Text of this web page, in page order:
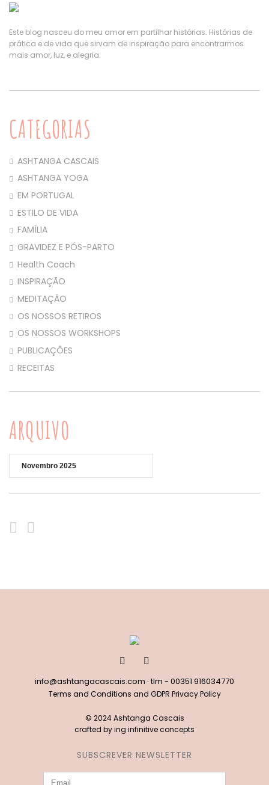
Este blog nasceu do meu amor em partilhar histórias. Histórias de
prática e de vida que sirvam de inspiração para encontrarmos
mais amor, luz, e alegria.
CATEGORIAS
ASHTANGA CASCAIS
ASHTANGA YOGA
EM PORTUGAL
ESTILO DE VIDA
FAMÍLIA
GRAVIDEZ E PÓS-PARTO
Health Coach
INSPIRAÇÃO
MEDITAÇÃO
OS NOSSOS RETIROS
OS NOSSOS WORKSHOPS
PUBLICAÇÕES
RECEITAS
ARQUIVO
Arquivo
info@ashtangacascais.com · tlm - 00351 916034770
Terms and Conditions and GDPR Privacy Policy
© 2024 Ashtanga Cascais
crafted bying infinitive concepts
SUBSCREVER NEWSLETTER